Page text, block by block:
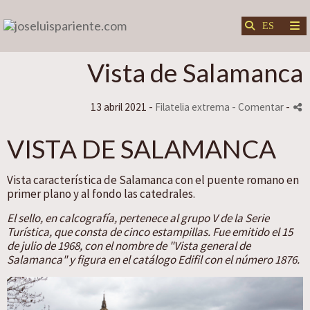
Vista de Salamanca
13 abril 2021 - Filatelia extrema - Comentar -
VISTA DE SALAMANCA
Vista característica de Salamanca con el puente romano en
primer plano y al fondo las catedrales.
El sello, en calcografía, pertenece al grupo V de la Serie
Turística, que consta de cinco estampillas. Fue emitido el 15
de julio de 1968, con el nombre de "Vista general de
Salamanca" y figura en el catálogo Edifil con el número 1876.